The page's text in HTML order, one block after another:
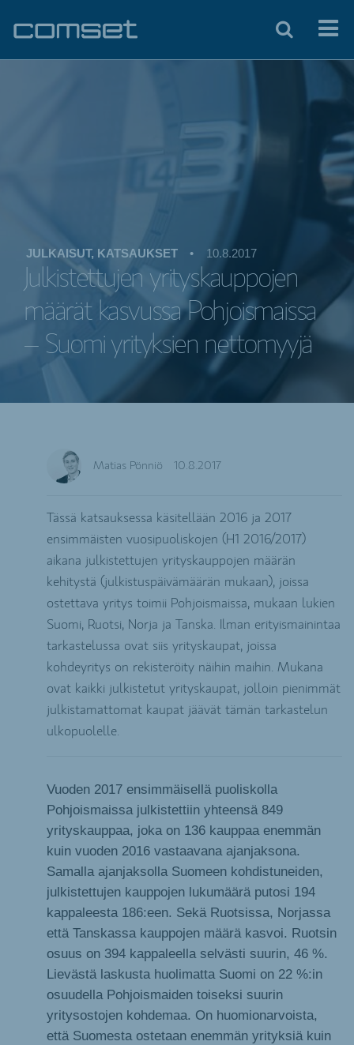
JULKAISUT, KATSAUKSET • 10.8.2017
Julkistettujen yrityskauppojen
määrät kasvussa Pohjoismaissa
– Suomi yrityksien nettomyyjä
Matias Pönniö 10.8.2017
Tässä katsauksessa käsitellään 2016 ja 2017
ensimmäisten vuosipuoliskojen (H1 2016/2017)
aikana julkistettujen yrityskauppojen määrän
kehitystä (julkistuspäivämäärän mukaan), joissa
ostettava yritys toimii Pohjoismaissa, mukaan lukien
Suomi, Ruotsi, Norja ja Tanska. Ilman erityismainintaa
tarkastelussa ovat siis yrityskaupat, joissa
kohdeyritys on rekisteröity näihin maihin. Mukana
ovat kaikki julkistetut yrityskaupat, jolloin pienimmät
julkistamattomat kaupat jäävät tämän tarkastelun
ulkopuolelle.
Vuoden 2017 ensimmäisellä puoliskolla
Pohjoismaissa julkistettiin yhteensä 849
yrityskauppaa, joka on 136 kauppaa enemmän
kuin vuoden 2016 vastaavana ajanjaksona.
Samalla ajanjaksolla Suomeen kohdistuneiden,
julkistettujen kauppojen lukumäärä putosi 194
kappaleesta 186:een. Sekä Ruotsissa, Norjassa
että Tanskassa kauppojen määrä kasvoi. Ruotsin
osuus on 394 kappaleella selvästi suurin, 46 %.
Lievästä laskusta huolimatta Suomi on 22 %:in
osuudella Pohjoismaiden toiseksi suurin
yritysostojen kohdemaa. On huomionarvoista,
että Suomesta ostetaan enemmän yrityksiä kuin